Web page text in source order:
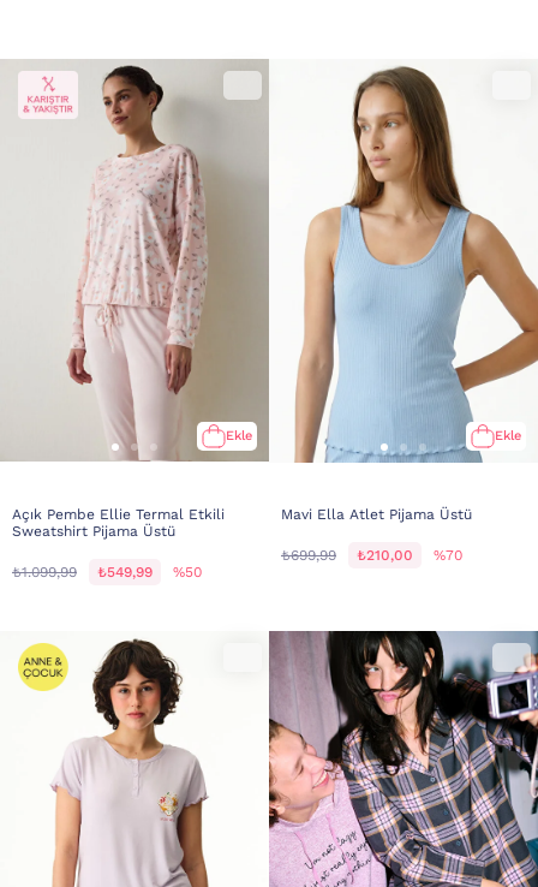
Ekle
Açık Pembe Ellie Termal Etkili
Sweatshirt Pijama Üstü
₺1.099,99 ₺549,99 %50
Ekle
Mavi Ella Atlet Pijama Üstü
₺699,99 ₺210,00 %70